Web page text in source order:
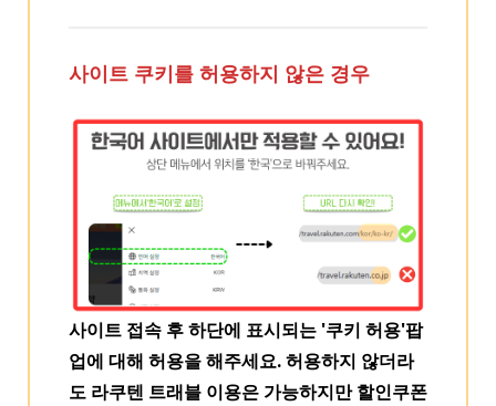
사이트 쿠키를 허용하지 않은 경우
사이트 접속 후 하단에 표시되는 '쿠키 허용'팝
업에 대해 허용을 해주세요. 허용하지 않더라
도 라쿠텐 트래블 이용은 가능하지만 할인쿠폰